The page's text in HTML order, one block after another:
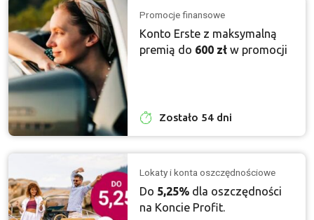
Promocje finansowe
Konto Erste z maksymalną
premią do 600 zł w promocji
Zostało 54 dni
Lokaty i konta oszczędnościowe
Do 5,25% dla oszczędności
na Koncie Profit.